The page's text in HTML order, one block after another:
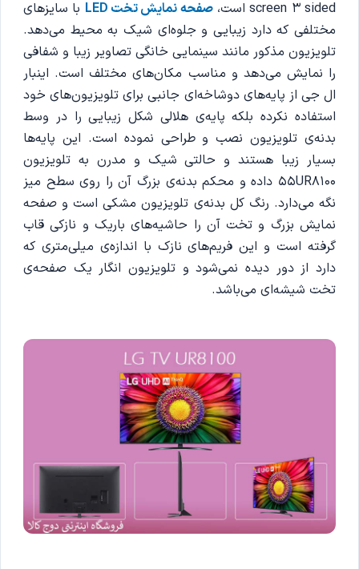
screen 3 sided است، صفحه نمایش تخت LED
با سایزهای
مختلفی که دارد زیبایی و جلوه‌ای شیک به محیط می‌دهد.
تلویزیون مذکور مانند سینمایی خانگی تصاویر زیبا و شفافی
را نمایش‌ می‌‌دهد و مناسب مکان‌های مختلف است. اینبار
ال جی از پایه‌های دوشاخه‌ای جانبی برای تلویزیون‌های خود
استفاده نکرده بلکه پایه‌ی هلالی شکل زیبایی را در وسط
بدنه‌ی تلویزیون نصب و طراحی نموده است. این پایه‌ها
بسیار زیبا هستند و حالتی شیک و مدرن به تلویزیون
55UR8100 داده و محکم بدنه‌ی بزرگ آن را روی سطح میز
نگه می‌دارد. رنگ کل بدنه‌ی تلویزیون مشکی است و صفحه
نمایش بزرگ و تخت آن را حاشیه‌های باریک و نازکی قاب
گرفته است و این فریم‌های نازک با اندازه‌ی میلی‌متری که
دارد از دور دیده نمی‌شود و تلویزیون انگار یک صفحه‌ی
تخت شیشه‌ای می‌باشد.